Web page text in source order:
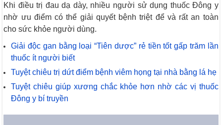
Khi điều trị đau dạ dày, nhiều người sử dụng thuốc Đông y
nhờ ưu điểm có thể giải quyết bệnh triệt để và rất an toàn
cho sức khỏe người dùng.
Giải độc gan bằng loại “Tiên dược” rẻ tiền tốt gấp trăm lần
thuốc ít người biết
Tuyệt chiêu trị dứt điểm bệnh viêm họng tại nhà bằng lá hẹ
Tuyệt chiêu giúp xương chắc khỏe hơn nhờ các vị thuốc
Đông y bí truyền